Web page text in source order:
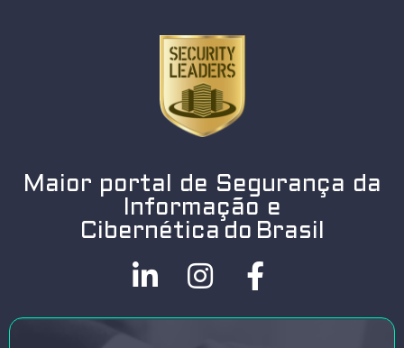
Maior portal de Segurança da
Informação e
Cibernética do Brasil